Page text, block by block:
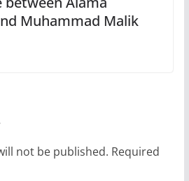
Muhammad Malik
not be published. Required